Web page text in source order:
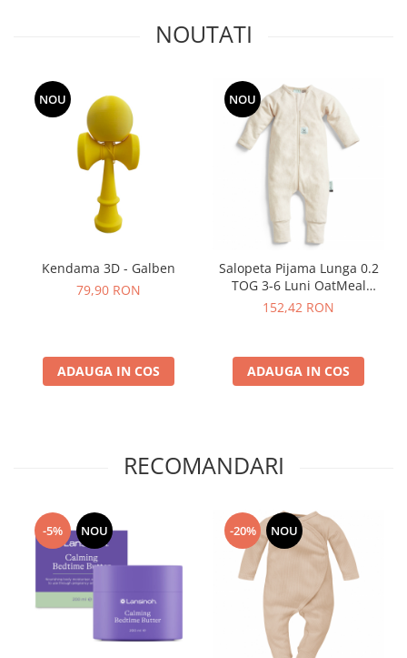
NOUTATI
NOU
Kendama 3D - Galben
79,90 RON
ADAUGA IN COS
NOU
Salopeta Pijama Lunga 0.2
TOG 3-6 Luni OatMeal
Marle
152,42 RON
ADAUGA IN COS
RECOMANDARI
-5% NOU -20% NOU